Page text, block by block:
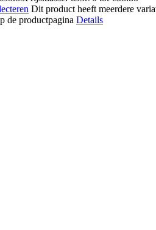
Dit product heeft meerdere
de productpagina Details